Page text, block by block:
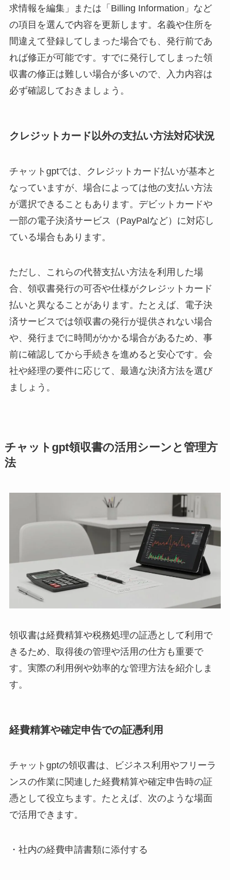
求情報を編集」または「Billing Information」など
の項目を選んで内容を更新します。名義や住所を
間違えて登録してしまった場合でも、発行前であ
れば修正が可能です。すでに発行してしまった領
収書の修正は難しい場合が多いので、入力内容は
必ず確認しておきましょう。
クレジットカード以外の支払い方法対応状況
チャットgptでは、クレジットカード払いが基本と
なっていますが、場合によっては他の支払い方法
が選択できることもあります。デビットカードや
一部の電子決済サービス（PayPalなど）に対応し
ている場合もあります。
ただし、これらの代替支払い方法を利用した場
合、領収書発行の可否や仕様がクレジットカード
払いと異なることがあります。たとえば、電子決
済サービスでは領収書の発行が提供されない場合
や、発行までに時間がかかる場合があるため、事
前に確認してから手続きを進めると安心です。会
社や経理の要件に応じて、最適な決済方法を選び
ましょう。
チャットgpt領収書の活用シーンと管理方
法
領収書は経費精算や税務処理の証憑として利用で
きるため、取得後の管理や活用の仕方も重要で
す。実際の利用例や効率的な管理方法を紹介しま
す。
経費精算や確定申告での証憑利用
チャットgptの領収書は、ビジネス利用やフリーラ
ンスの作業に関連した経費精算や確定申告時の証
憑として役立ちます。たとえば、次のような場面
で活用できます。
・社内の経費申請書類に添付する